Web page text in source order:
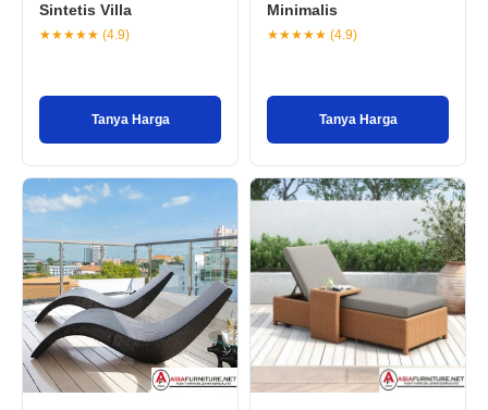
Sintetis Villa
★★★★★ (4.9)
Tanya Harga
Minimalis
★★★★★ (4.9)
Tanya Harga